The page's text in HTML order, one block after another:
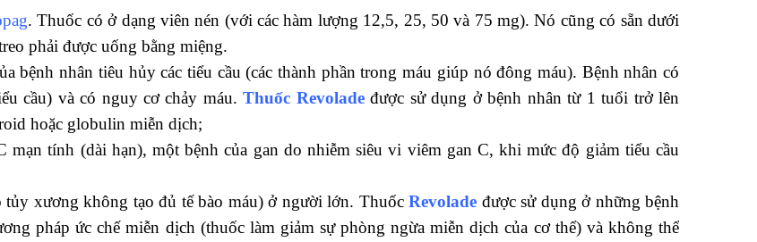
. Thuốc có ở dạng viên nén (với các hàm lượng 12,5, 25, 50 và 75 mg). Nó cũng có sẵn dưới
phải được uống bằng miệng.
bệnh nhân tiêu hủy các tiểu cầu (các thành phần trong máu giúp nó đông máu). Bệnh nhân có
cầu) và có nguy cơ chảy máu.Thuốc Revoladeđược sử dụng ở bệnh nhân từ 1 tuổi trở lên
hoặc globulin miễn dịch;
tính (dài hạn), một bệnh của gan do nhiễm siêu vi viêm gan C, khi mức độ giảm tiểu cầu
xương không tạo đủ tế bào máu) ở người lớn. ThuốcRevolade được sử dụng ở những bệnh
pháp ức chế miễn dịch (thuốc làm giảm sự phòng ngừa miễn dịch của cơ thể) và không thể